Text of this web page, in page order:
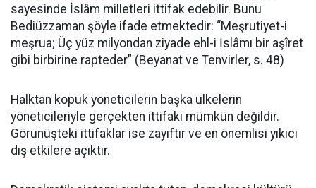
sayesinde İslâm milletleri ittifak edebilir. Bunu
Bediüzzaman şöyle ifade etmektedir: “Meşrutiyet-i
meşrua; Üç yüz milyondan ziyade ehl-i İslâmı bir aşîret
gibi birbirine rapteder” (Beyanat ve Tenvirler, s. 48)
Halktan kopuk yöneticilerin başka ülkelerin
yöneticileriyle gerçekten ittifakı mümkün değildir.
Görünüşteki ittifaklar ise zayıftır ve en önemlisi yıkıcı
dış etkilere açıktır.